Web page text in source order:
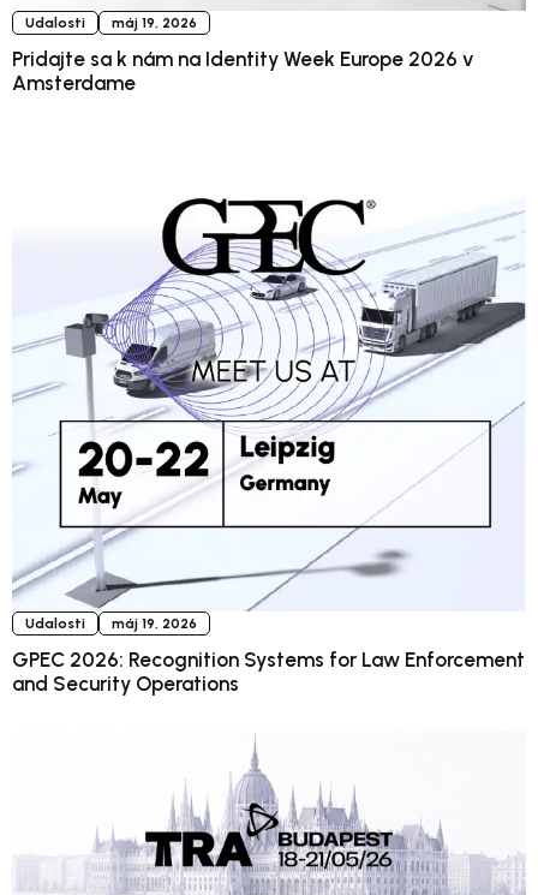
Udalosti máj 19, 2026
Pridajte sa k nám na Identity Week Europe 2026 v
Amsterdame
Udalosti máj 19, 2026
GPEC 2026: Recognition Systems for Law Enforcement
and Security Operations